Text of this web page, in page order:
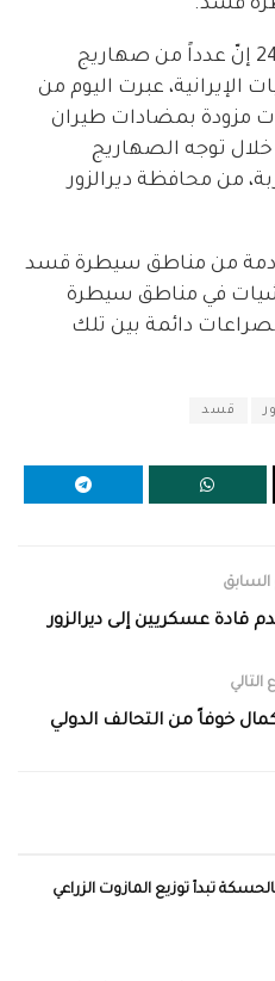
قسد.
وقال مراسل شبكة ديرالزور24 إنّ عدداً من صهاريج
الإيرانية، عبرت اليوم من
مزودة بمضادات طيران
خلال توجه الصهاريج
من محافظة ديرالزور
من مناطق سيطرة قسد
في مناطق سيطرة
دائمة بين تلك
قسد
قادة عسكريين إلى ديرالزور
خوفاً من التحالف الدولي
تبدأ توزيع المازوت الزراعي